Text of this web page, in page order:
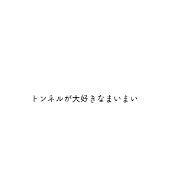
トンネルが大好きなまいまい